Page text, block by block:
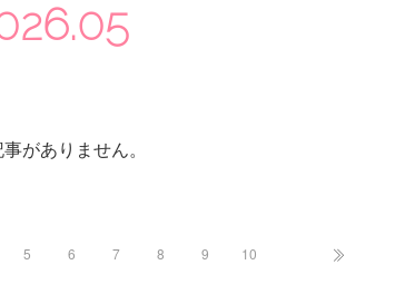
.05
がありません。
5 6 7 8 9 10